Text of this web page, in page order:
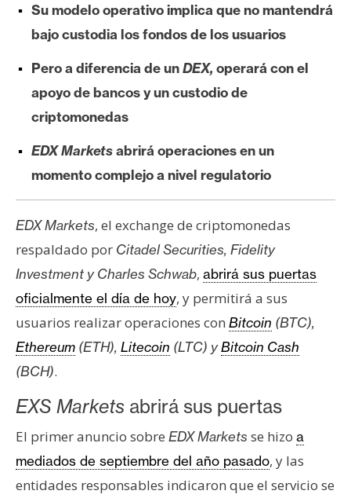
I
A
A
n
l
i
s
N
o
t
a
e
r
e
n
Su modelo operativo implica que no mantendrá
bajo custodia los fondos de los usuarios
Pero a diferencia de unDEX, operará con el
apoyo de bancos y un custodio de
criptomonedas
EDX Marketsabrirá operaciones en un
momento complejo a nivel regulatorio
EDX Markets, el exchange de criptomonedas
respaldado por Citadel Securities, Fidelity
Investment y Charles Schwab, abrirá sus puertas
oficialmente el día de hoy, y permitirá a sus
usuarios realizar operaciones con Bitcoin (BTC),
Ethereum (ETH), Litecoin (LTC) yBitcoin Cash
(BCH).
EXS Markets abrirá sus puertas
El primer anuncio sobre EDX Markets se hizo a
mediados de septiembre del año pasado, y las
entidades responsables indicaron que el servicio se